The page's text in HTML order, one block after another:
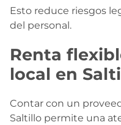
Esto reduce riesgos
del personal.
Renta
local en
Contar con un
Saltillo permite una